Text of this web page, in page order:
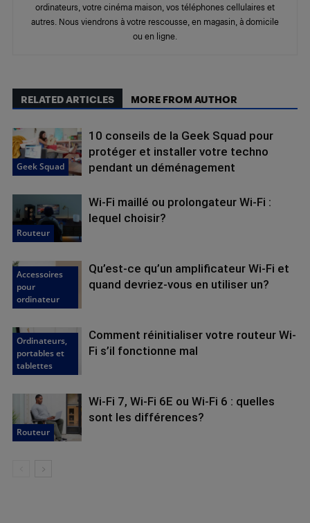
ordinateurs, votre cinéma maison, vos téléphones cellulaires et
autres. Nous viendrons à votre rescousse, en magasin, à domicile
ou en ligne.
RELATED ARTICLES MORE FROM AUTHOR
Geek Squad
10 conseils de la Geek Squad pour
protéger et installer votre techno
pendant un déménagement
Routeur
Wi-Fi maillé ou prolongateur Wi-Fi :
lequel choisir?
Accessoires
pour
ordinateur
Qu’est-ce qu’un amplificateur Wi-Fi et
quand devriez-vous en utiliser un?
Ordinateurs,
portables et
tablettes
Comment réinitialiser votre routeur Wi-
Fi s’il fonctionne mal
Routeur
Wi-Fi 7, Wi-Fi 6E ou Wi-Fi 6 : quelles
sont les différences?